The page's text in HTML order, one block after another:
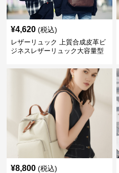
¥4,620 (税込)
レザーリュック 上質合成皮革ビ
ジネスレザーリュック大容量型
¥8,800 (税込)